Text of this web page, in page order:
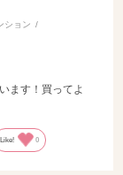
ション
ます！買ってよ
Like! 0